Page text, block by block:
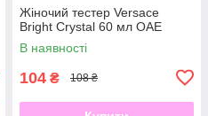
Жіночий тестер Versace
Bright Crystal 60 мл ОАЕ
В наявності
104 ₴ 108 ₴